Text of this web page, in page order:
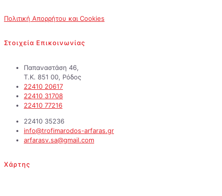
Πολιτική Απορρήτου και Cookies
Στοιχεία Επικοινωνίας
Παπαναστάση 46,
Τ.Κ. 851 00, Ρόδος
22410 20617
22410 31708
22410 77216
22410 35236
info@trofimarodos-arfaras.gr
arfarasv.sa@gmail.com
Χάρτης